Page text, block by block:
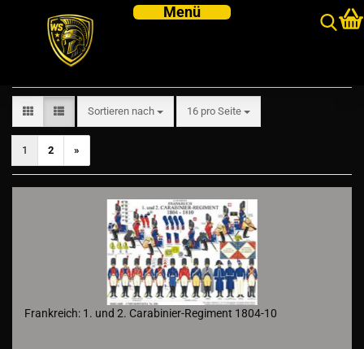
Frankreich
Sortieren nach
Sortieren nach 16 pro Seite
pro Seite
1 2 »
Frankreich: 1. und 2. Carabinier-Regiment 1804-10